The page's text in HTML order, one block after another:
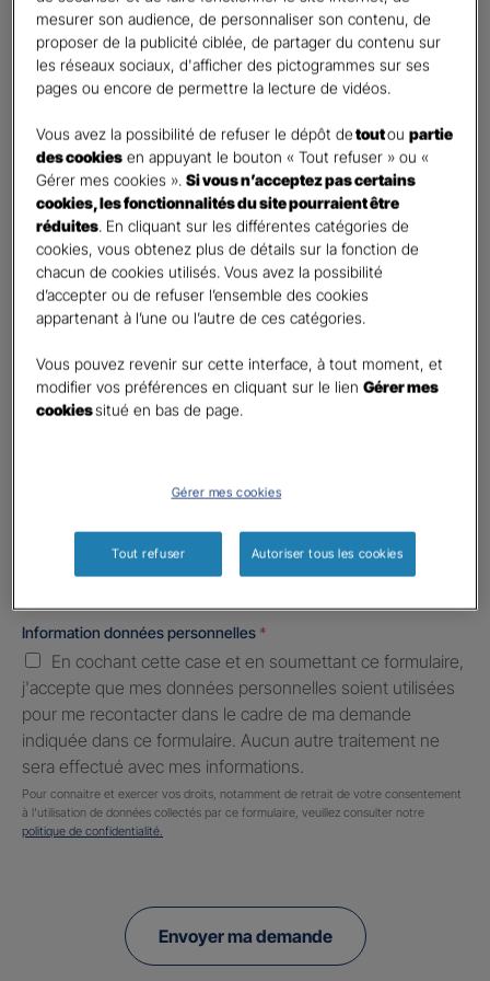
Etes-vous déjà client Gan assurances ?*
Oui
Civilité*
Madame
Monsieur
Contact*
First Last
No
country
Information données personnelles *
En cochant cette case et en soumettant ce formulaire,
j'accepte que mes données personnelles soient utilisées
pour me recontacter dans le cadre de ma demande
indiquée dans ce formulaire. Aucun autre traitement ne
sera effectué avec mes informations.
Pour connaitre et exercer vos droits, notamment de retrait de votre consentement
à l'utilisation de données collectés par ce formulaire, veuillez consulter notre
politique de confidentialité.
Envoyer ma demande
mesurer son audience, de personnaliser son contenu, de
proposer de la publicité ciblée, de partager du contenu sur
les réseaux sociaux, d'afficher des pictogrammes sur ses
pages ou encore de permettre la lecture de vidéos.
Vous avez la possibilité de refuser le dépôt detoutoupartie
des cookies en appuyant le bouton « Tout refuser » ou «
Gérer mes cookies ».Si vous n’acceptez pas certains
cookies, les fonctionnalités du site pourraient être
réduites. En cliquant sur les différentes catégories de
cookies, vous obtenez plus de détails sur la fonction de
chacun de cookies utilisés. Vous avez la possibilité
d’accepter ou de refuser l’ensemble des cookies
appartenant à l’une ou l’autre de ces catégories.
Vous pouvez revenir sur cette interface, à tout moment, et
modifier vos préférences en cliquant sur le lienGérer mes
cookiessitué en bas de page.
Gérer mes cookies
Tout refuser Autoriser tous les cookies